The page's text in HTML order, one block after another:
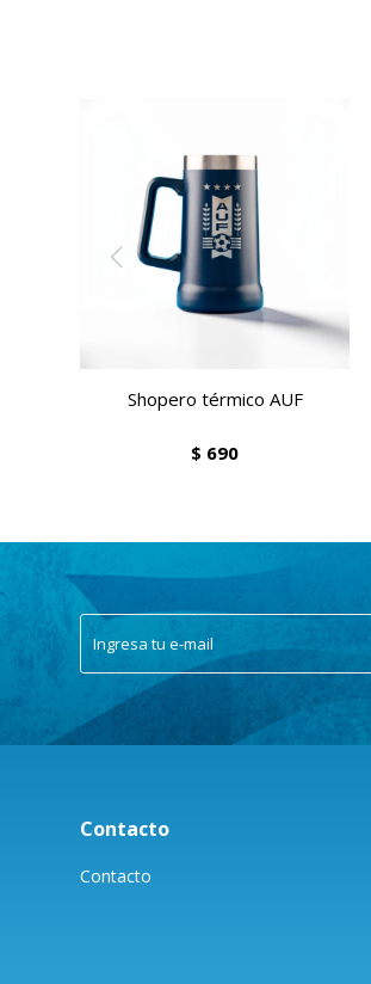
Shopero térmico AUF
$ 690
Contacto
Contacto